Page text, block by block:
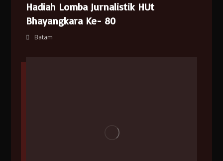
Hadiah Lomba Jurnalistik HUt
Bhayangkara Ke- 80
Batam